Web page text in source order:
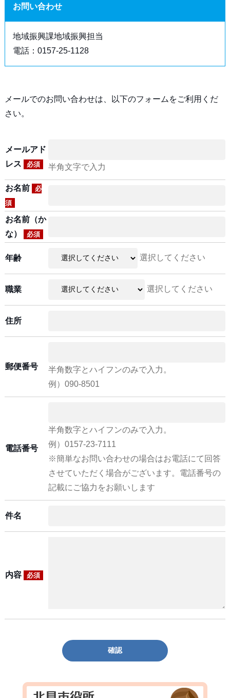
お問い合わせ
地域振興課地域振興担当
電話：0157-25-1128
メールでのお問い合わせは、以下のフォームをご利用くだ
さい。
メールアド
レス
必須 半角文字で入力
お名前
必
須
お名前（か
な）
必須
年齢 選択してください
職業 選択してください
住所
郵便番号
半角数字とハイフンのみで入力。
例）090-8501
電話番号
半角数字とハイフンのみで入力。
例）0157-23-7111
※簡単なお問い合わせの場合はお電話にて回答
させていただく場合がございます。電話番号の
記載にご協力をお願いします
件名
内容 必須
確認